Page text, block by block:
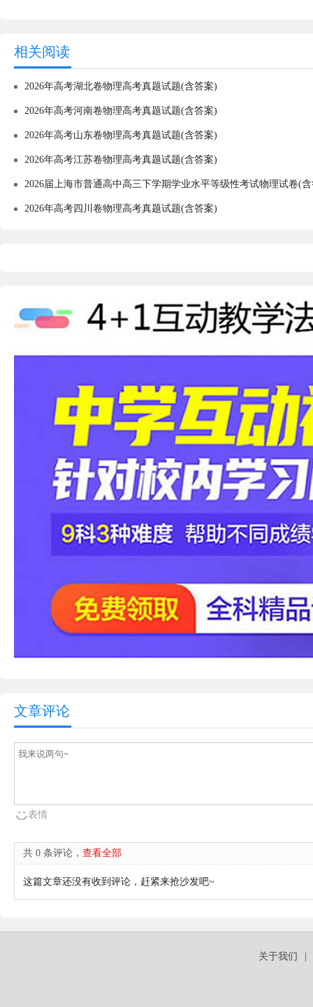
相关阅读
2026年高考湖北卷物理高考真题试题(含答案)
2026年高考河南卷物理高考真题试题(含答案)
2026年高考山东卷物理高考真题试题(含答案)
2026年高考江苏卷物理高考真题试题(含答案)
2026届上海市普通高中高三下学期学业水平等级性考试物理试卷(
2026年高考四川卷物理高考真题试题(含答案)
文章评论
表情
共 0 条评论， 查看全部
这篇文章还没有收到评论，赶紧来抢沙发吧~
关于我们